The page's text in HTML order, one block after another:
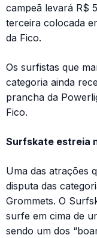
campeã levará R$
terceira colocada
da Fico.
Os surfistas que
categoria ainda
prancha da
Fico.
Surfskate estreia
Uma das atrações
disputa das
Grommets. O
surfe em cima de
sendo um dos